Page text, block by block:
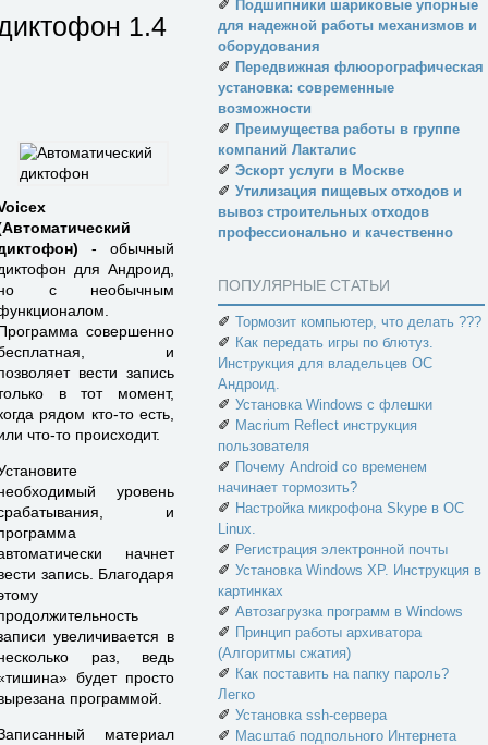
1.4
- обычный
для Андроид,
с необычным
совершенно
и
вести запись
в тот момент,
рядом кто-то есть,
что-то происходит.
уровень
и
начнет
запись. Благодаря
увеличивается в
раз, ведь
будет просто
программой.
материал
✐ Подшипники шариковые упорные
для надежной работы механизмов и
оборудования
✐ Передвижная флюорографическая
установка: современные
возможности
✐ Преимущества работы в группе
компаний Лакталис
✐ Эскорт услуги в Москве
✐ Утилизация пищевых отходов и
вывоз строительных отходов
профессионально и качественно
ПОПУЛЯРНЫЕ СТАТЬИ
✐ Тормозит компьютер, что делать ???
✐ Как передать игры по блютуз.
Инструкция для владельцев ОС
Андроид.
✐ Установка Windows с флешки
✐ Macrium Reflect инструкция
пользователя
✐ Почему Android со временем
начинает тормозить?
✐ Настройка микрофона Skype в ОС
Linux.
✐ Регистрация электронной почты
✐ Установка Windows XP. Инструкция в
картинках
✐ Автозагрузка программ в Windows
✐ Принцип работы архиватора
(Алгоритмы сжатия)
✐ Как поставить на папку пароль?
Легко
✐ Установка ssh-сервера
✐ Масштаб подпольного Интернета